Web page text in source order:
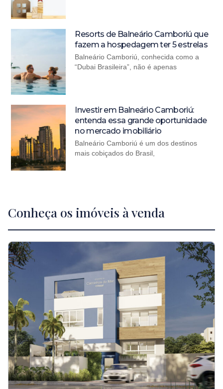
Resorts de Balneário Camboriú que
fazem a hospedagem ter 5 estrelas
Balneário Camboriú, conhecida como a
“Dubai Brasileira”, não é apenas
Investir em Balneário Camboriú:
entenda essa grande oportunidade
no mercado imobiliário
Balneário Camboriú é um dos destinos
mais cobiçados do Brasil,
Conheça os imóveis à venda